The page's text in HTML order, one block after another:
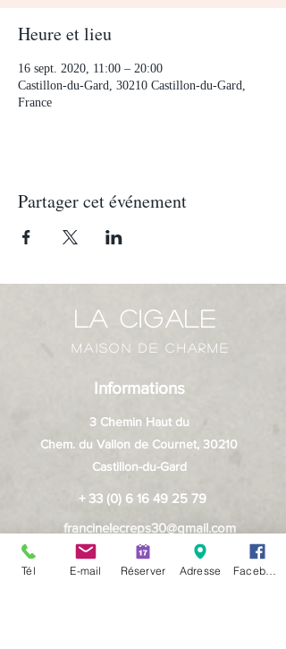
Heure et lieu
16 sept. 2020, 11:00 – 20:00
Castillon-du-Gard, 30210 Castillon-du-Gard,
France
Partager cet événement
La Cigale
MAISON DE CHARME
Informations
3 Chemin Haut du
Chem. du Vallon de Cournet, 30210
Castillon-du-Gard
+ 33 (0) 6 16 49 25 79
francinelecreps30@gmail.com
Navigation
Tél E-mail Réserver Adresse